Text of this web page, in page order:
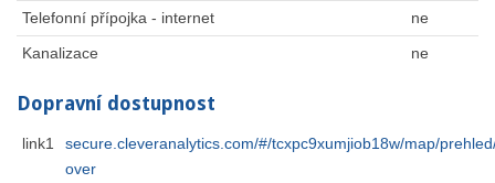
Telefonní přípojka - internet
ne
Kanalizace
ne
Dopravní dostupnost
link1
secure.cleveranalytics.com/#/tcxpc9xumjiob18w/map/
over